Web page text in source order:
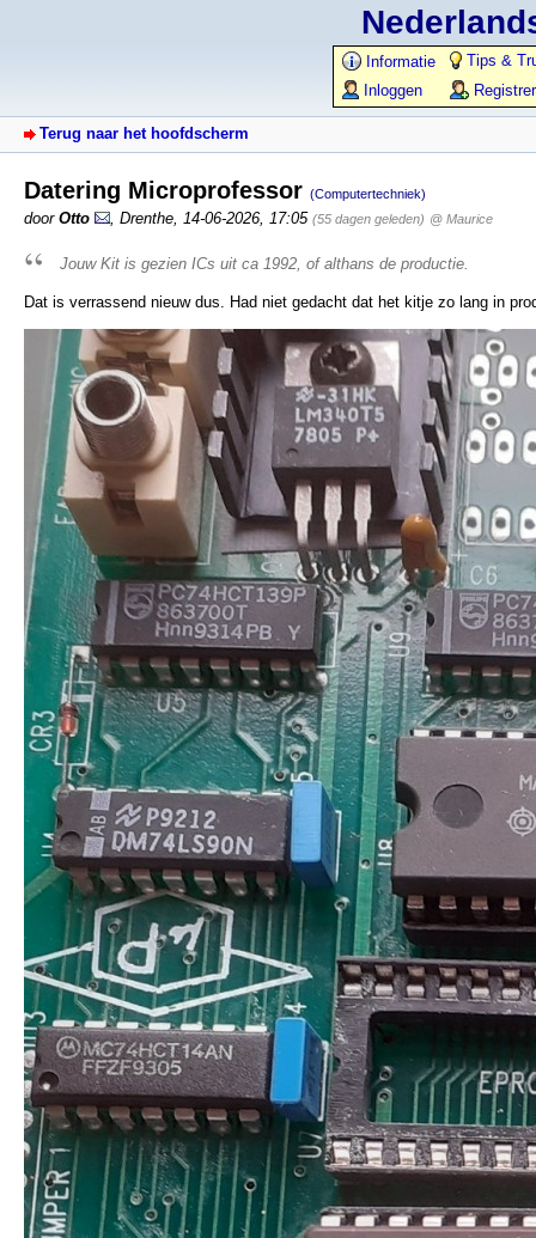
Informatie
Tips &
Inloggen
Terug naar het hoofdscherm
Datering Microprofessor (Computertechniek)
door Otto Drenthe 14-06-2026, 17:05 (55 dagen geleden) @ Maurice
Jouw Kit is gezien ICs uit ca 1992, of althans de productie.
Dat is verrassend nieuw dus. Had niet gedacht dat het kitje zo lang in